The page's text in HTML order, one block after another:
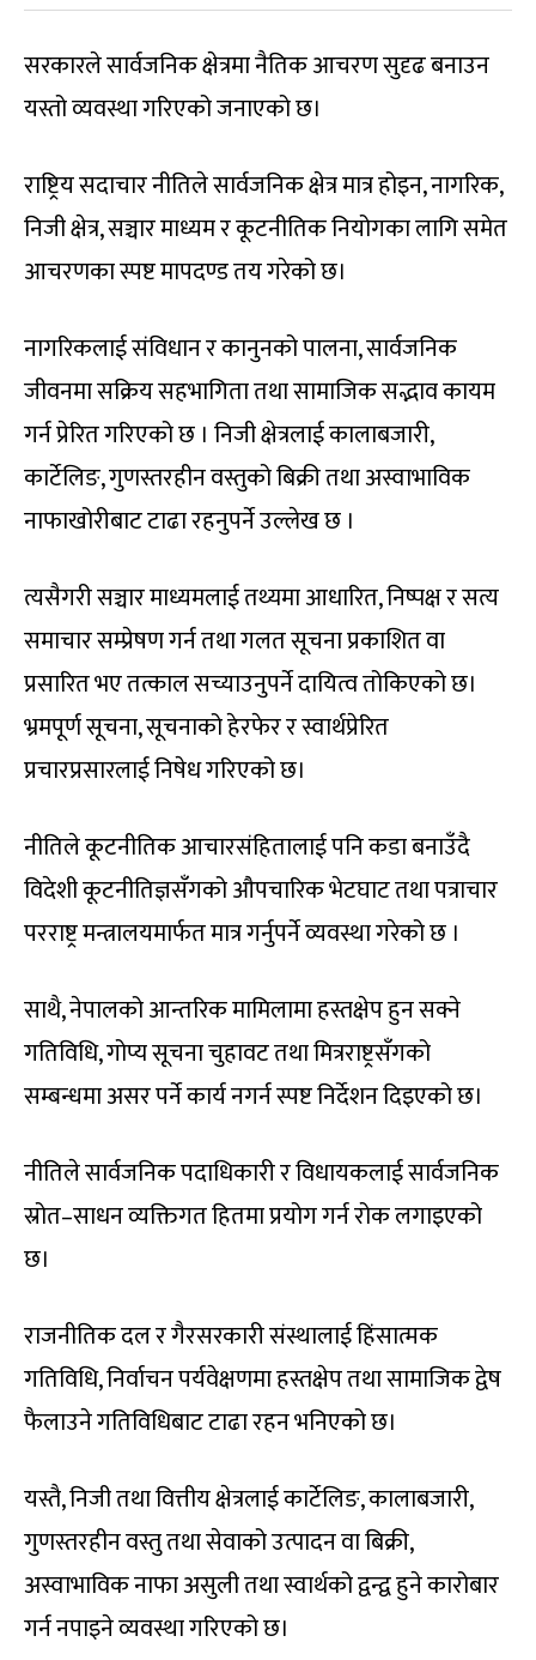
सरकारले सार्वजनिक क्षेत्रमा नैतिक आचरण सुदृढ बनाउन
यस्तो व्यवस्था गरिएको जनाएको छ।
राष्ट्रिय सदाचार नीतिले सार्वजनिक क्षेत्र मात्र होइन, नागरिक,
निजी क्षेत्र, सञ्चार माध्यम र कूटनीतिक नियोगका लागि समेत
आचरणका स्पष्ट मापदण्ड तय गरेको छ।
नागरिकलाई संविधान र कानुनको पालना, सार्वजनिक
जीवनमा सक्रिय सहभागिता तथा सामाजिक सद्भाव कायम
गर्न प्रेरित गरिएको छ । निजी क्षेत्रलाई कालाबजारी,
कार्टेलिङ, गुणस्तरहीन वस्तुको बिक्री तथा अस्वाभाविक
नाफाखोरीबाट टाढा रहनुपर्ने उल्लेख छ ।
त्यसैगरी सञ्चार माध्यमलाई तथ्यमा आधारित, निष्पक्ष र सत्य
समाचार सम्प्रेषण गर्न तथा गलत सूचना प्रकाशित वा
प्रसारित भए तत्काल सच्याउनुपर्ने दायित्व तोकिएको छ।
भ्रमपूर्ण सूचना, सूचनाको हेरफेर र स्वार्थप्रेरित
प्रचारप्रसारलाई निषेध गरिएको छ।
नीतिले कूटनीतिक आचारसंहितालाई पनि कडा बनाउँदै
विदेशी कूटनीतिज्ञसँगको औपचारिक भेटघाट तथा पत्राचार
परराष्ट्र मन्त्रालयमार्फत मात्र गर्नुपर्ने व्यवस्था गरेको छ ।
साथै, नेपालको आन्तरिक मामिलामा हस्तक्षेप हुन सक्ने
गतिविधि, गोप्य सूचना चुहावट तथा मित्रराष्ट्रसँगको
सम्बन्धमा असर पर्ने कार्य नगर्न स्पष्ट निर्देशन दिइएको छ।
नीतिले सार्वजनिक पदाधिकारी र विधायकलाई सार्वजनिक
स्रोत–साधन व्यक्तिगत हितमा प्रयोग गर्न रोक लगाइएको
छ।
राजनीतिक दल र गैरसरकारी संस्थालाई हिंसात्मक
गतिविधि, निर्वाचन पर्यवेक्षणमा हस्तक्षेप तथा सामाजिक द्वेष
फैलाउने गतिविधिबाट टाढा रहन भनिएको छ।
यस्तै, निजी तथा वित्तीय क्षेत्रलाई कार्टेलिङ, कालाबजारी,
गुणस्तरहीन वस्तु तथा सेवाको उत्पादन वा बिक्री,
अस्वाभाविक नाफा असुली तथा स्वार्थको द्वन्द्व हुने कारोबार
गर्न नपाइने व्यवस्था गरिएको छ।